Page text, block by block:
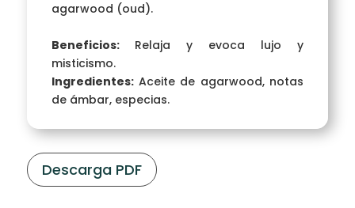
agarwood (oud).
Beneficios: Relaja y evoca lujo y
misticismo.
Ingredientes:Aceite de agarwood, notas
de ámbar, especias.
Descarga PDF